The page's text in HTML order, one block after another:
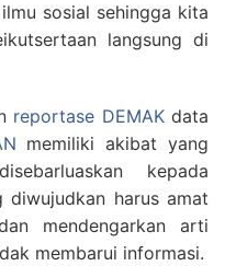
sosial sehingga kita
langsung di
reportase DEMAKdata
memiliki akibat yang
kepada
diwujudkan harus amat
mendengarkan arti
membarui informasi.